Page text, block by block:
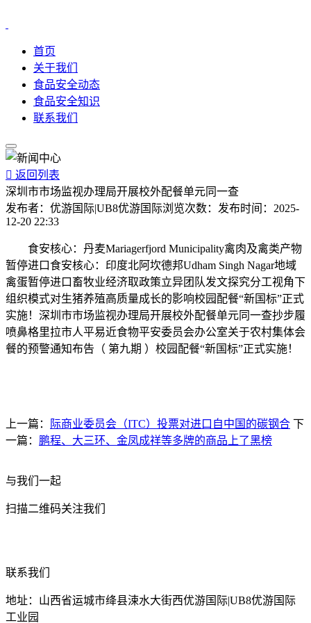
首页
关于我们
食品安全动态
食品安全知识
联系我们
 返回列表
深圳市市场监视办理局开展校外配餐单元同一查
发布者： 优游国际|UB8优游国际浏览次数： 发布时间： 2025-
12-20 22:33
食安核心：丹麦Mariagerfjord Municipality禽肉及禽类产物
暂停进口食安核心：印度北阿坎德邦Udham Singh Nagar地域
禽蛋暂停进口畜牧业经济取政策立异团队发文探究分工视角下
组织模式对生猪养殖高质量成长的影响校园配餐“新国标”正式
实施！深圳市市场监视办理局开展校外配餐单元同一查抄步履
喷鼻格里拉市人平易近食物平安委员会办公室关于农村集体会
餐的预警通知布告（ 第九期 ）校园配餐“新国标”正式实施！
上一篇： 际商业委员会（ITC）投票对进口自中国的碳钢合 下
一篇： 鹏程、大三环、金凤成祥等多牌的商品上了黑榜
与我们一起
扫描二维码关注我们
联系我们
地址：山西省运城市绛县涑水大街西优游国际|UB8优游国际
工业园